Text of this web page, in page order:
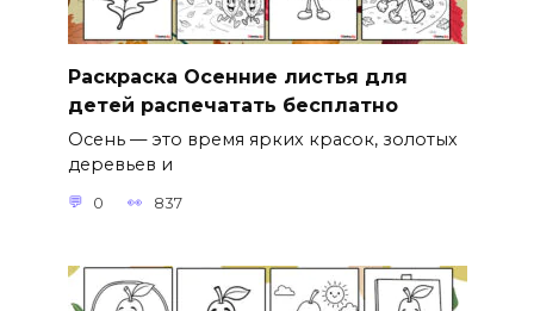
Раскраска Осенние листья для
детей распечатать бесплатно
Осень — это время ярких красок, золотых
деревьев и
0 837